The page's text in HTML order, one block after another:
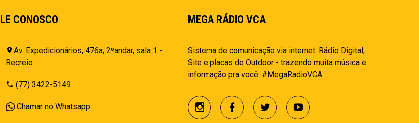
CONOSCO
Av. Expedicionários, 476a, 2ºandar, sala 1 -
Recreio
(77) 3422-5149
Chamar no Whatsapp
MEGA RÁDIO VCA
Sistema de comunicação via internet. Rádio Digital,
Site e placas de Outdoor - trazendo muita música e
informação pra você. #MegaRadioVCA